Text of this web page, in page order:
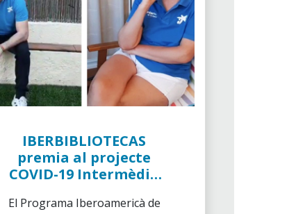
IBERBIBLIOTECAS
premia al projecte
COVID-19 Intermèdia
CaixaBank a Castella-
El Programa Iberoamericà de